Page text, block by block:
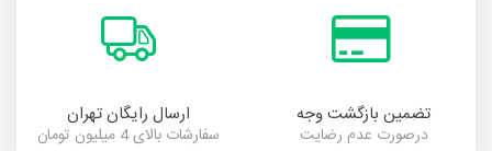
تضمین بازگشت وجه
درصورت عدم رضایت
ارسال رایگان تهران
سفارشات بالای 4 میلیون تومان